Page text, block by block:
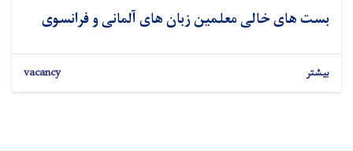
بست های خالی معلمین زبان های آلمانی و فرانسوی
بیشتر vacancy